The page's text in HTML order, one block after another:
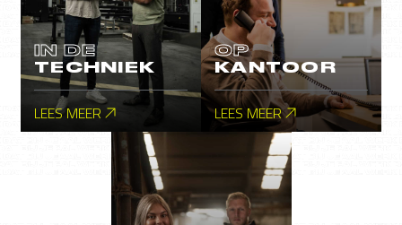
IN DE
TECHNIEK
LEES MEER
OP
KANTOOR
LEES MEER